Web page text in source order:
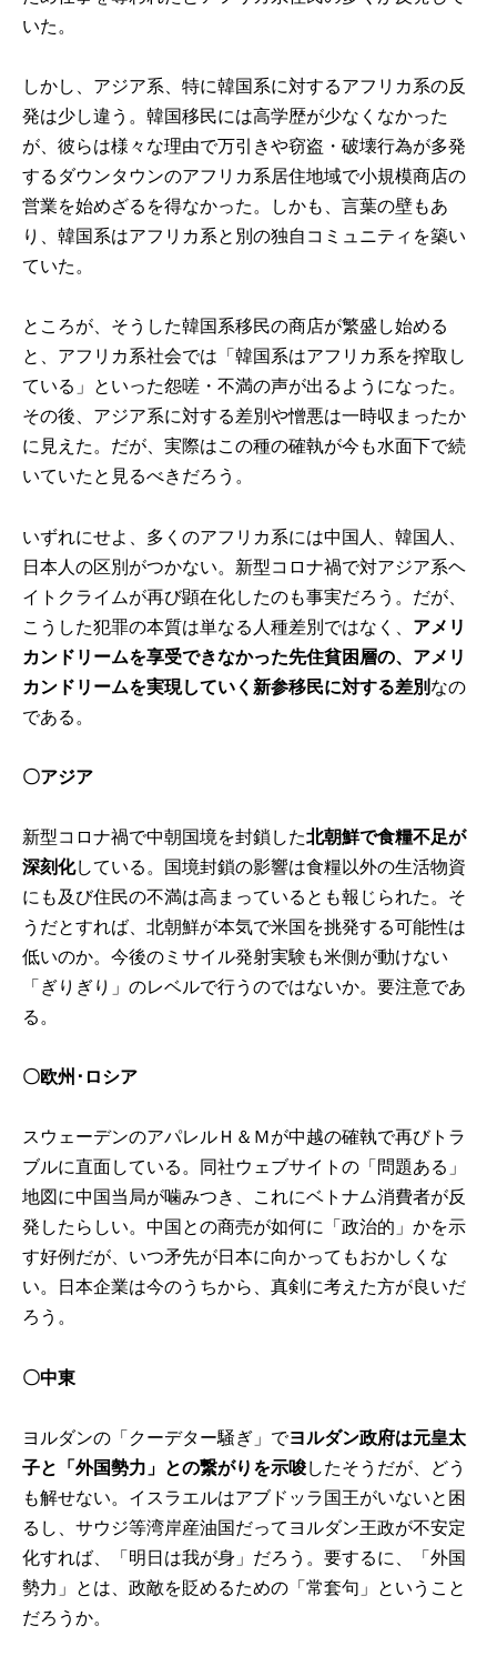
いた。
しかし、アジア系、特に韓国系に対するアフリカ系の反
発は少し違う。韓国移民には高学歴が少なくなかった
が、彼らは様々な理由で万引きや窃盗・破壊行為が多発
するダウンタウンのアフリカ系居住地域で小規模商店の
営業を始めざるを得なかった。しかも、言葉の壁もあ
り、韓国系はアフリカ系と別の独自コミュニティを築い
ていた。
ところが、そうした韓国系移民の商店が繁盛し始める
と、アフリカ系社会では「韓国系はアフリカ系を搾取し
ている」といった怨嗟・不満の声が出るようになった。
その後、アジア系に対する差別や憎悪は一時収まったか
に見えた。だが、実際はこの種の確執が今も水面下で続
いていたと見るべきだろう。
いずれにせよ、多くのアフリカ系には中国人、韓国人、
日本人の区別がつかない。新型コロナ禍で対アジア系ヘ
イトクライムが再び顕在化したのも事実だろう。だが、
こうした犯罪の本質は単なる人種差別ではなく、 アメリ
カンドリームを享受できなかった先住貧困層の、アメリ
カンドリームを実現していく新参移民に対する差別 なの
である。
〇アジア
新型コロナ禍で中朝国境を封鎖した北朝鮮で食糧不足が
深刻化している。国境封鎖の影響は食糧以外の生活物資
にも及び住民の不満は高まっているとも報じられた。そ
うだとすれば、北朝鮮が本気で米国を挑発する可能性は
低いのか。今後のミサイル発射実験も米側が動けない
「ぎりぎり」のレベルで行うのではないか。要注意であ
る。
〇欧州･ロシア
スウェーデンのアパレルＨ＆Ｍが中越の確執で再びトラ
ブルに直面している。同社ウェブサイトの「問題ある」
地図に中国当局が噛みつき、これにベトナム消費者が反
発したらしい。中国との商売が如何に「政治的」かを示
す好例だが、いつ矛先が日本に向かってもおかしくな
い。日本企業は今のうちから、真剣に考えた方が良いだ
ろう。
〇中東
ヨルダンの「クーデター騒ぎ」でヨルダン政府は元皇太
子と「外国勢力」との繋がりを示唆したそうだが、どう
も解せない。イスラエルはアブドッラ国王がいないと困
るし、サウジ等湾岸産油国だってヨルダン王政が不安定
化すれば、「明日は我が身」だろう。要するに、「外国
勢力」とは、政敵を貶めるための「常套句」ということ
だろうか。